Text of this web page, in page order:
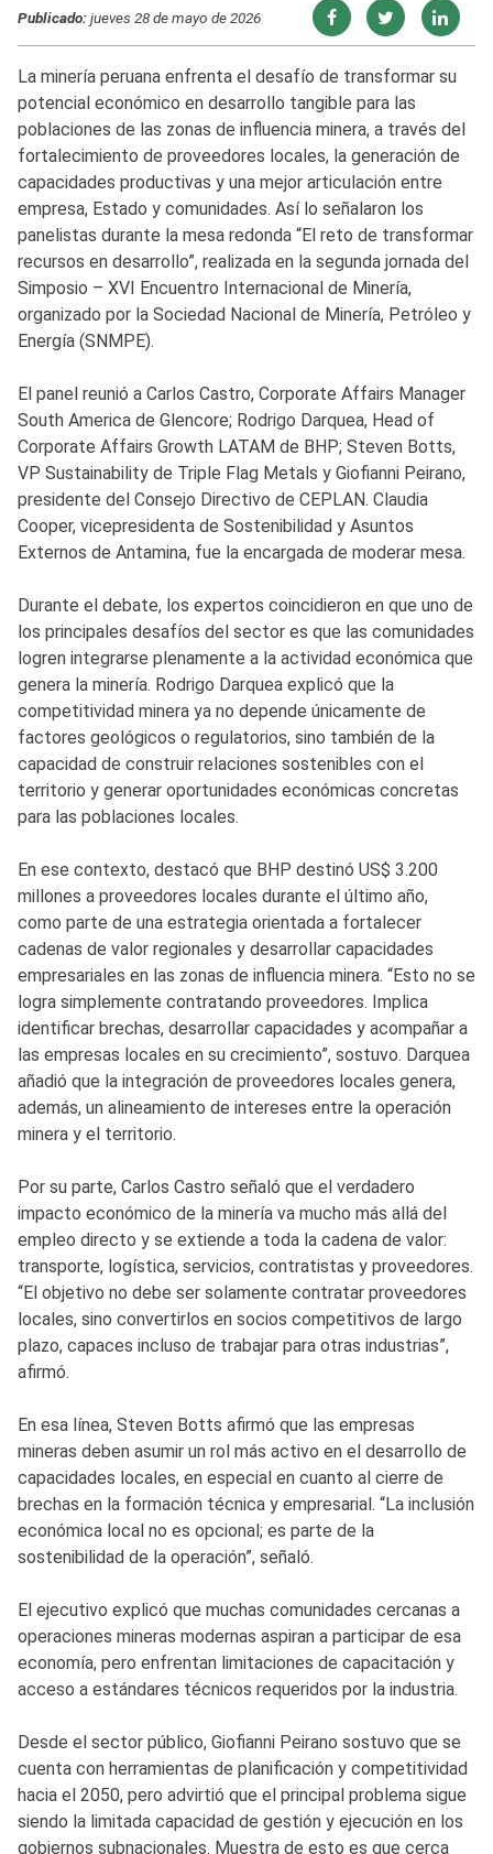
Publicado:jueves 28 de mayo de 2026
La minería peruana enfrenta el desafío de transformar su
potencial económico en desarrollo tangible para las
poblaciones de las zonas de influencia minera, a través del
fortalecimiento de proveedores locales, la generación de
capacidades productivas y una mejor articulación entre
empresa, Estado y comunidades. Así lo señalaron los
panelistas durante la mesa redonda “El reto de transformar
recursos en desarrollo”, realizada en la segunda jornada del
Simposio – XVI Encuentro Internacional de Minería,
organizado por la Sociedad Nacional de Minería, Petróleo y
Energía (SNMPE).
El panel reunió a Carlos Castro, Corporate Affairs Manager
South America de Glencore; Rodrigo Darquea, Head of
Corporate Affairs Growth LATAM de BHP; Steven Botts,
VP Sustainability de Triple Flag Metals y Giofianni Peirano,
presidente del Consejo Directivo de CEPLAN. Claudia
Cooper, vicepresidenta de Sostenibilidad y Asuntos
Externos de Antamina, fue la encargada de moderar mesa.
Durante el debate, los expertos coincidieron en que uno de
los principales desafíos del sector es que las comunidades
logren integrarse plenamente a la actividad económica que
genera la minería. Rodrigo Darquea explicó que la
competitividad minera ya no depende únicamente de
factores geológicos o regulatorios, sino también de la
capacidad de construir relaciones sostenibles con el
territorio y generar oportunidades económicas concretas
para las poblaciones locales.
En ese contexto, destacó que BHP destinó US$ 3.200
millones a proveedores locales durante el último año,
como parte de una estrategia orientada a fortalecer
cadenas de valor regionales y desarrollar capacidades
empresariales en las zonas de influencia minera. “Esto no se
logra simplemente contratando proveedores. Implica
identificar brechas, desarrollar capacidades y acompañar a
las empresas locales en su crecimiento”, sostuvo. Darquea
añadió que la integración de proveedores locales genera,
además, un alineamiento de intereses entre la operación
minera y el territorio.
Por su parte, Carlos Castro señaló que el verdadero
impacto económico de la minería va mucho más allá del
empleo directo y se extiende a toda la cadena de valor:
transporte, logística, servicios, contratistas y proveedores.
“El objetivo no debe ser solamente contratar proveedores
locales, sino convertirlos en socios competitivos de largo
plazo, capaces incluso de trabajar para otras industrias”,
afirmó.
En esa línea, Steven Botts afirmó que las empresas
mineras deben asumir un rol más activo en el desarrollo de
capacidades locales, en especial en cuanto al cierre de
brechas en la formación técnica y empresarial. “La inclusión
económica local no es opcional; es parte de la
sostenibilidad de la operación”, señaló.
El ejecutivo explicó que muchas comunidades cercanas a
operaciones mineras modernas aspiran a participar de esa
economía, pero enfrentan limitaciones de capacitación y
acceso a estándares técnicos requeridos por la industria.
Desde el sector público, Giofianni Peirano sostuvo que se
cuenta con herramientas de planificación y competitividad
hacia el 2050, pero advirtió que el principal problema sigue
siendo la limitada capacidad de gestión y ejecución en los
gobiernos subnacionales. Muestra de esto es que cerca